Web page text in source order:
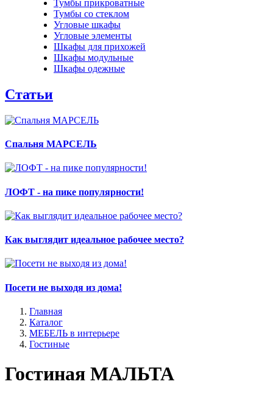
Тумбы прикроватные
Тумбы со стеклом
Угловые шкафы
Угловые элементы
Шкафы для прихожей
Шкафы модульные
Шкафы одежные
Статьи
Спальня МАРСЕЛЬ
ЛОФТ - на пике популярности!
Как выглядит идеальное рабочее место?
Посети не выходя из дома!
Главная
Каталог
МЕБЕЛЬ в интерьере
Гостиные
Гостиная МАЛЬТА